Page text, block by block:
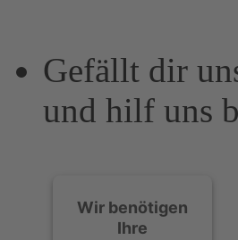
Gefällt dir
und hilf uns
Wir benötigen
Ihre